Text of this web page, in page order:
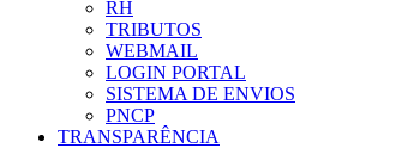
RH
TRIBUTOS
WEBMAIL
LOGIN PORTAL
SISTEMA DE ENVIOS
PNCP
TRANSPARÊNCIA